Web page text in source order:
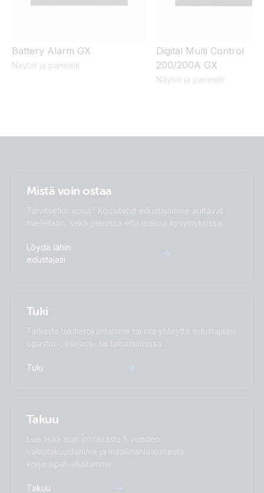
MultiPlus 3kVA, 5kVA & Quattro 3kVA up to 15kVA
Declaration of Conformity - MultiPlus 500VA - 2000VA
Battery Alarm GX
Näytöt ja paneelit
Digital Multi Control
200/200A GX
Näytöt ja paneelit
Mistä voin ostaa
Tarvitsetko apua? Koulutetut edustajamme auttavat
mielellään, sekä pienissä että isoissa kysymyksissä.
Löydä lähin
edustajasi
Tuki
Tarkasta tukitietokantamme tai ota yhteyttä edustajaasi
opastus-, korjaus- tai takuuasioissa.
Tuki
Takuu
Lue lisää alan johtavasta 5 vuoden
vakiotakuustamme ja maailmanlaajuisesta
korjauspalvelustamme.
Takuu